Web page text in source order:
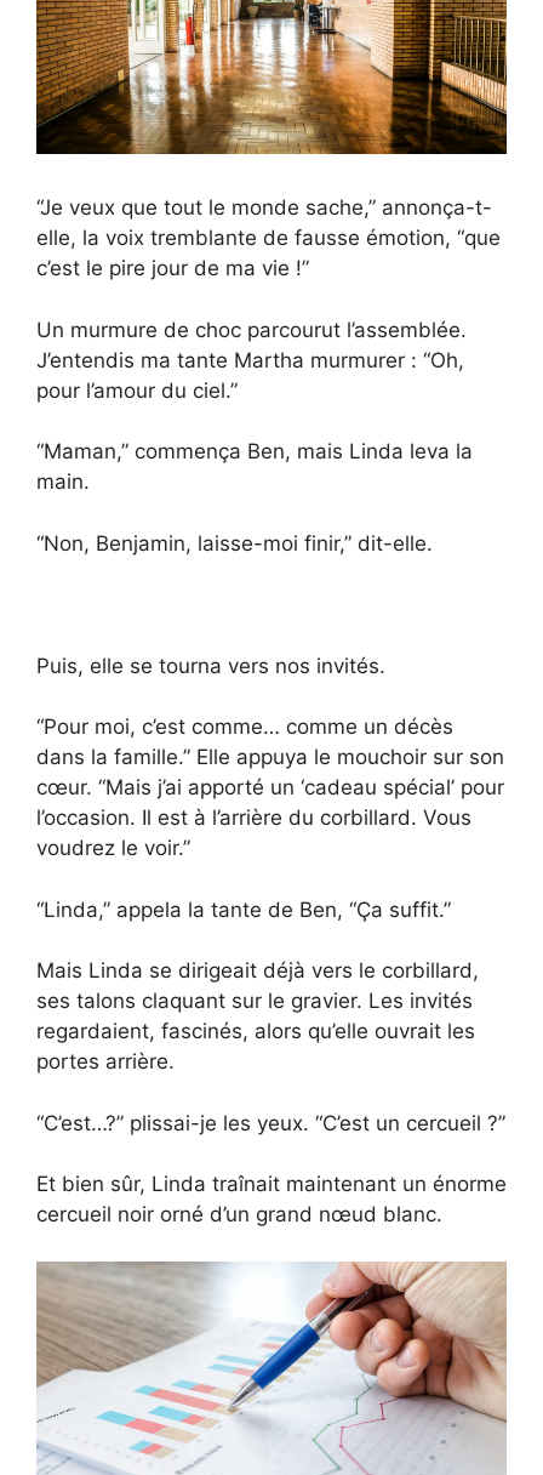
“Je veux que tout le monde sache,” annonça-t-
elle, la voix tremblante de fausse émotion, “que
c’est le pire jour de ma vie !”
Un murmure de choc parcourut l’assemblée.
J’entendis ma tante Martha murmurer : “Oh,
pour l’amour du ciel.”
“Maman,” commença Ben, mais Linda leva la
main.
“Non, Benjamin, laisse-moi finir,” dit-elle.
Puis, elle se tourna vers nos invités.
“Pour moi, c’est comme… comme un décès
dans la famille.” Elle appuya le mouchoir sur son
cœur. “Mais j’ai apporté un ‘cadeau spécial’ pour
l’occasion. Il est à l’arrière du corbillard. Vous
voudrez le voir.”
“Linda,” appela la tante de Ben, “Ça suffit.”
Mais Linda se dirigeait déjà vers le corbillard,
ses talons claquant sur le gravier. Les invités
regardaient, fascinés, alors qu’elle ouvrait les
portes arrière.
“C’est…?” plissai-je les yeux. “C’est un cercueil ?”
Et bien sûr, Linda traînait maintenant un énorme
cercueil noir orné d’un grand nœud blanc.